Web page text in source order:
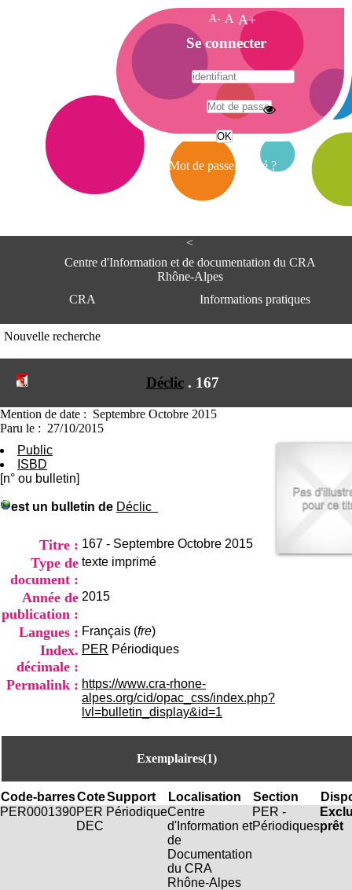
<
Centre d'Information et de documentation du CRA
Rhône-Alpes
CRA
Informations pratiques
du CRA Rhône-Alpes
69678 Bron Cedex
Lundi au Vendredi
+33(0)4 37 91 54 65
+33(0)4 37 91 54 37
Nouvelle recherche
Déclic. 167
Mention de date : Septembre Octobre 2015
Paru le : 27/10/2015
Public
ISBD
[n° ou bulletin]
est un bulletin de Déclic
Titre : 167 - Septembre Octobre 2015
Type de
document :
texte imprimé
Année de
publication :
2015
Langues : Français (fre)
Index.
décimale :
PER Périodiques
Permalink : https://www.cra-rhone-
alpes.org/cid/opac_css/index.php?
lvl=bulletin_display&id=1
Exemplaires(1)
Code-barresCoteSupport Localisation Section
PER0001390PER
DEC
PériodiqueCentre
d'Information et
de
Documentation
du CRA
Rhône-Alpes
PER -
Périodiquesprêt
A- A A+
A
c
c
e
i
Se connecter
Mot de passe oublié ?
A
e
e
I
r
n
e
d
D
m
e
n
a
t
i
n
C
R
A